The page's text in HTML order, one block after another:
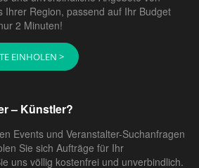
Ihrer Region, passend auf Ihr Budget
2 Minuten!
EINHOLEN >
– Künstler?
Events und Veranstalter-Suchanfragen
Sie sich Aufträge für Ihr
uns völlig kostenfrei und unverbindlich.